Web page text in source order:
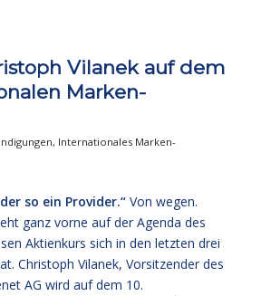
Vilanek auf dem
Marken-
, Internationales Marken-
so ein Provider.“ Von wegen.
ganz vorne auf der Agenda des
Aktienkurs sich in den letzten drei
Christoph Vilanek, Vorsitzender des
AG wird auf dem 10.